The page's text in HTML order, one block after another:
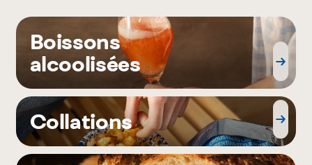
Boissons
alcoolisées
Collations